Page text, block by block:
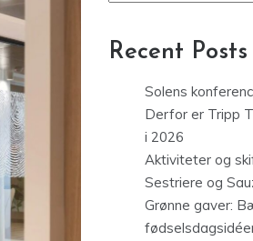
Recent Posts
Solens
Derfor er Tripp
i 2026
Aktiviteter og
Sestriere og
Grønne gaver: